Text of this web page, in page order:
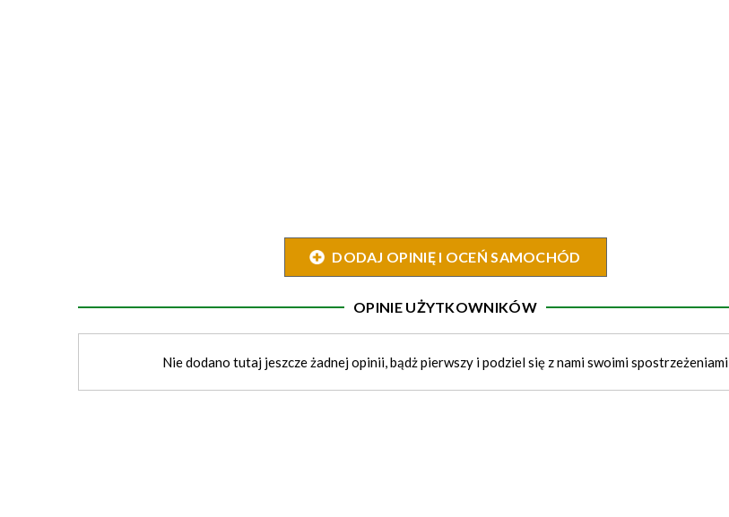
DODAJ OPINIĘ I OCEŃ SAMOCHÓD
OPINIE UŻYTKOWNIKÓW
Nie dodano tutaj jeszcze żadnej opinii, bądż pierwszy i podziel się z nami swoimi spostrzeżeniami